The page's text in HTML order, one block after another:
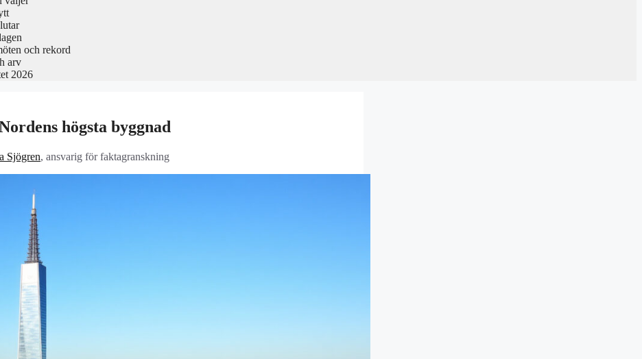
och rekord
arv
2026
högsta byggnad
Sjögren, ansvarig för faktagranskning